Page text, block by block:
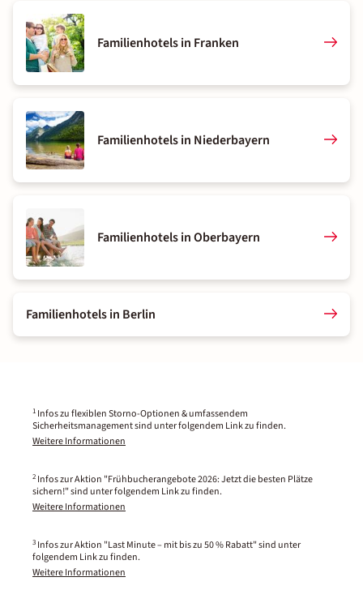
Familienhotels in Franken
Familienhotels in Niederbayern
Familienhotels in Oberbayern
Familienhotels in Berlin
1 Infos zu flexiblen Storno-Optionen & umfassendem
Sicherheitsmanagement sind unter folgendem Link zu finden.
Weitere Informationen
2 Infos zur Aktion "Frühbucherangebote 2026: Jetzt die besten Plätze
sichern!" sind unter folgendem Link zu finden.
Weitere Informationen
3 Infos zur Aktion "Last Minute – mit bis zu 50 % Rabatt" sind unter
folgendem Link zu finden.
Weitere Informationen